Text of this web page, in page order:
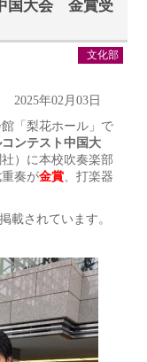
国大会 金賞受
文化部
2025年02月03日
「梨花ホール」で
コンテスト中国大
）に本校吹奏楽部
奏が金賞、打楽器
載されています。